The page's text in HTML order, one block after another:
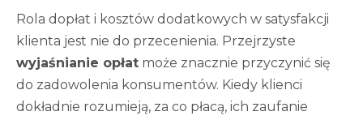
Rola dopłat i kosztów dodatkowych w satysfakcji
klienta jest nie do przecenienia. Przejrzyste
wyjaśnianie opłat może znacznie przyczynić się
do zadowolenia konsumentów. Kiedy klienci
dokładnie rozumieją, za co płacą, ich zaufanie